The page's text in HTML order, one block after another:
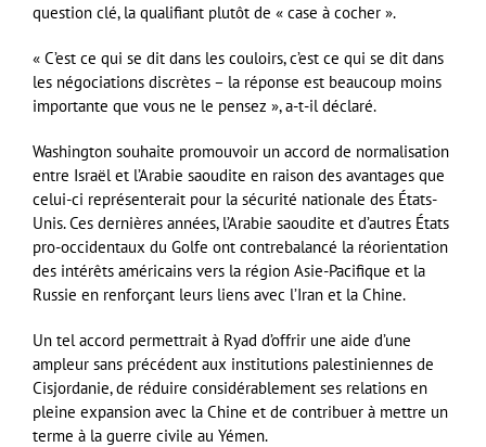
question clé, la qualifiant plutôt de « case à cocher ».
« C’est ce qui se dit dans les couloirs, c’est ce qui se dit dans
les négociations discrètes – la réponse est beaucoup moins
importante que vous ne le pensez », a-t-il déclaré.
Washington souhaite promouvoir un accord de normalisation
entre Israël et l’Arabie saoudite en raison des avantages que
celui-ci représenterait pour la sécurité nationale des États-
Unis. Ces dernières années, l’Arabie saoudite et d’autres États
pro-occidentaux du Golfe ont contrebalancé la réorientation
des intérêts américains vers la région Asie-Pacifique et la
Russie en renforçant leurs liens avec l’Iran et la Chine.
Un tel accord permettrait à Ryad d’offrir une aide d’une
ampleur sans précédent aux institutions palestiniennes de
Cisjordanie, de réduire considérablement ses relations en
pleine expansion avec la Chine et de contribuer à mettre un
terme à la guerre civile au Yémen.